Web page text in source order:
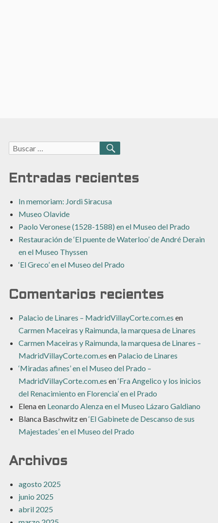
Buscar:
BUSCAR
Entradas recientes
In memoriam: Jordi Siracusa
Museo Olavide
Paolo Veronese (1528-1588) en el Museo del Prado
Restauración de ‘El puente de Waterloo’ de André Derain
en el Museo Thyssen
‘El Greco’ en el Museo del Prado
Comentarios recientes
Palacio de Linares – MadridVillayCorte.com.es en
Carmen Maceiras y Raimunda, la marquesa de Linares
Carmen Maceiras y Raimunda, la marquesa de Linares –
MadridVillayCorte.com.es en Palacio de Linares
‘Miradas afines’ en el Museo del Prado –
MadridVillayCorte.com.es en‘Fra Angelico y los inicios
del Renacimiento en Florencia’ en el Prado
Elenaen Leonardo Alenza en el Museo Lázaro Galdiano
Blanca Baschwitzen‘El Gabinete de Descanso de sus
Majestades’ en el Museo del Prado
Archivos
agosto 2025
junio 2025
abril 2025